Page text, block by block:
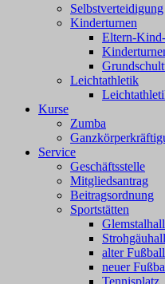
Selbstverteidigung
Kinderturnen
Eltern-
Leichtathletik
Kurse
Zumba
Service
Geschäftsstelle
Mitgliedsantrag
Beitragsordnung
Sportstätten
alter
neuer
Tennisplatz